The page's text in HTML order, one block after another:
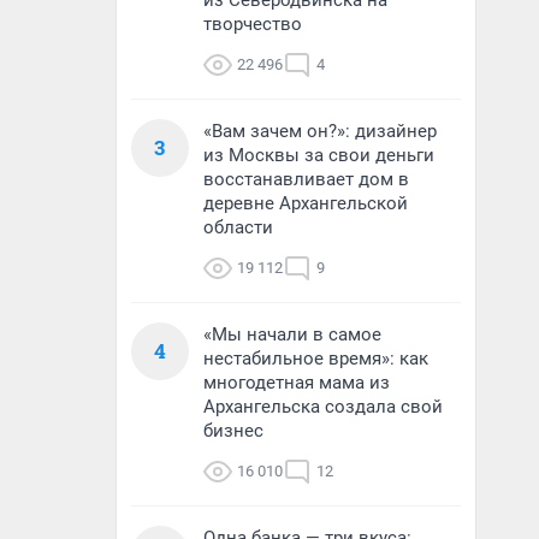
творчество
22 496 4
3
«Вам зачем он?»: дизайнер
из Москвы за свои деньги
восстанавливает дом в
деревне Архангельской
области
19 112 9
4
«Мы начали в самое
нестабильное время»: как
многодетная мама из
Архангельска создала свой
бизнес
16 010 12